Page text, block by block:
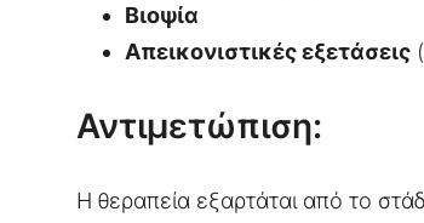
Βιοψία
Απεικονιστικές εξετάσεις
Αντιμετώπιση:
Η θεραπεία εξαρτάται από το